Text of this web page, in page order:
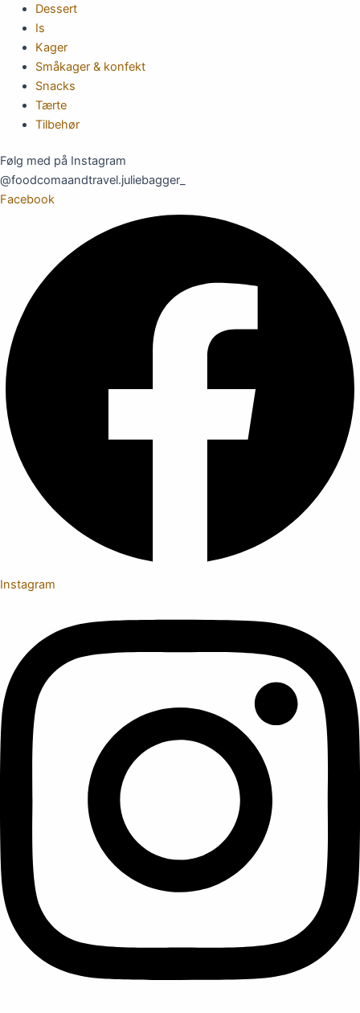
Dessert
Is
Kager
Småkager & konfekt
Snacks
Tærte
Tilbehør
Følg med på Instagram
@foodcomaandtravel.juliebagger_
Facebook
Instagram